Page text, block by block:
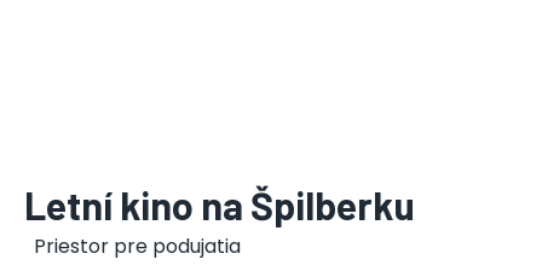
Letní kino na Špilberku
Priestor pre podujatia